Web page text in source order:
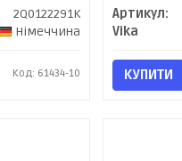
2Q0122291K
Німеччина
Код: 61434-10
Артикул:
Vika
КУПИТИ